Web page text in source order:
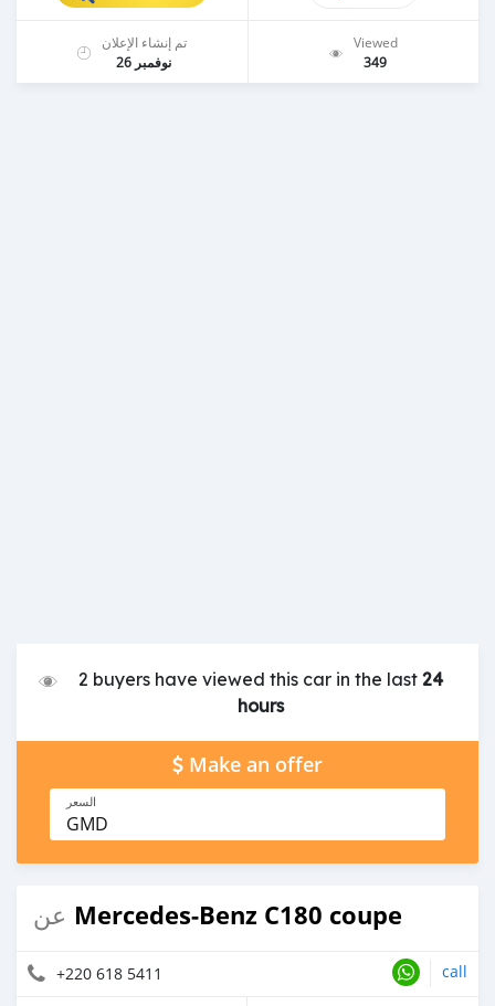
تم إنشاء الإعلان
نوفمبر 26
Viewed
349
2 buyers have viewed this car in the last 24
hours
Make an offer
السعر
GMD
عن Mercedes-Benz C180 coupe
+220 618 5411 call